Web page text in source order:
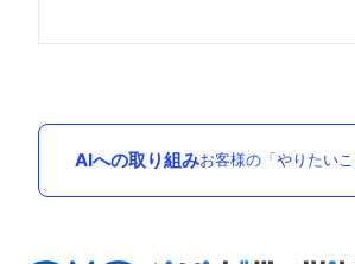
AIへの取り組みお客様の「やりたい